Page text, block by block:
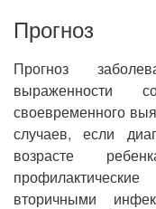
Прогноз
Прогноз
выраженности
своевременного
случаев, если
возрасте
вторичными